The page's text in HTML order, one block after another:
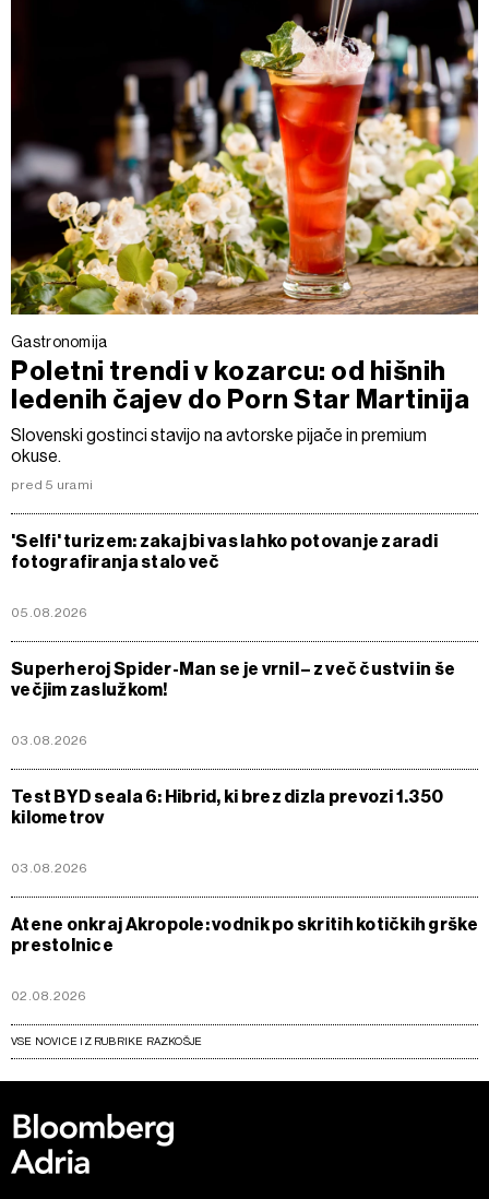
Gastronomija
Poletni trendi v kozarcu: od hišnih
ledenih čajev do Porn Star Martinija
Slovenski gostinci stavijo na avtorske pijače in premium
okuse.
pred 5 urami
'Selfi' turizem: zakaj bi vas lahko potovanje zaradi
fotografiranja stalo več
05.08.2026
Superheroj Spider-Man se je vrnil – z več čustvi in še
večjim zaslužkom!
03.08.2026
Test BYD seala 6: Hibrid, ki brez dizla prevozi 1.350
kilometrov
03.08.2026
Atene onkraj Akropole: vodnik po skritih kotičkih grške
prestolnice
02.08.2026
VSE NOVICE IZ RUBRIKE RAZKOŠJE